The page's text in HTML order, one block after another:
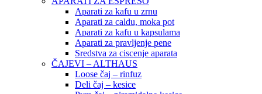
Aparati za kafu u zrnu
Aparati za caldu, moka pot
Aparati za kafu u kapsulama
Aparati za pravljenje pene
Sredstva za ciscenje aparata
ČAJEVI – ALTHAUS
Loose čaj – rinfuz
Deli čaj – kesice